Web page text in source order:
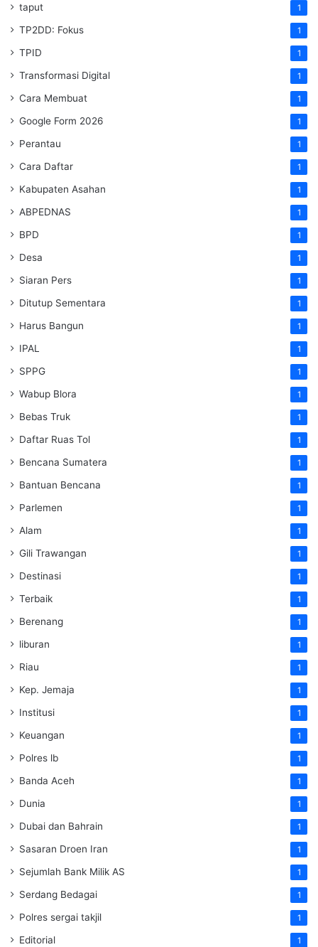
taput 1
TP2DD: Fokus 1
TPID 1
Transformasi Digital 1
Cara Membuat 1
Google Form 2026 1
Perantau 1
Cara Daftar 1
Kabupaten Asahan 1
ABPEDNAS 1
BPD 1
Desa 1
Siaran Pers 1
Ditutup Sementara 1
Harus Bangun 1
IPAL 1
SPPG 1
Wabup Blora 1
Bebas Truk 1
Daftar Ruas Tol 1
Bencana Sumatera 1
Bantuan Bencana 1
Parlemen 1
Alam 1
Gili Trawangan 1
Destinasi 1
Terbaik 1
Berenang 1
liburan 1
Riau 1
Kep. Jemaja 1
Institusi 1
Keuangan 1
Polres lb 1
Banda Aceh 1
Dunia 1
Dubai dan Bahrain 1
Sasaran Droen Iran 1
Sejumlah Bank Milik AS 1
Serdang Bedagai 1
Polres sergai takjil 1
Editorial 1